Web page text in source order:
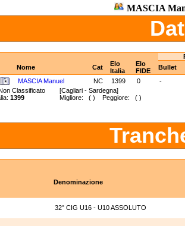
MASCIA
Nome
Cat
Elo
Italia
Elo
FIDE
Bullet
MASCIA Manuel
NC 1399 0
-
Classificato [Cagliari - Sardegna]
1399 Migliore: ( ) Peggiore: ( )
Denominazione
32° CIG U16 - U10 ASSOLUTO